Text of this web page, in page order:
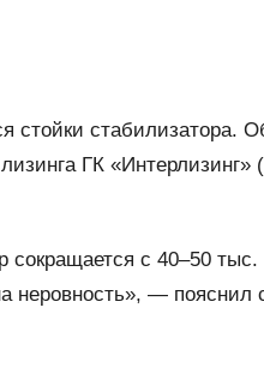
стойки стабилизатора.
ГК «Интерлизинг»
сокращается с 40–50
неровность», — пояснил